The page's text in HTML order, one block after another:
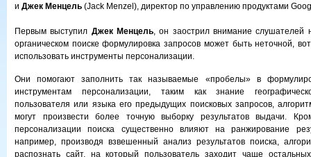
и Джек Менцель (Jack Menzel), директор по управлению продуктами
Первым выступил Джек Менцель, он заострил внимание слушателей
органическом поиске формулировка запросов может быть неточной,
использовать инструменты персонализации.
Они помогают заполнить так называемые «пробелы» в
инструментам персонализации, таким как знание
пользователя или языка его предыдущих поисковых запросов,
могут произвести более точную выборку результатов выдачи.
персонализации поиска существенно влияют на ранжирование
например, производя взвешенный анализ результатов поиска,
распознать сайт, на который пользователь заходит чаще